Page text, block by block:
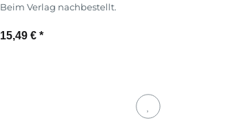
Beim Verlag nachbestellt.
15,49 € *